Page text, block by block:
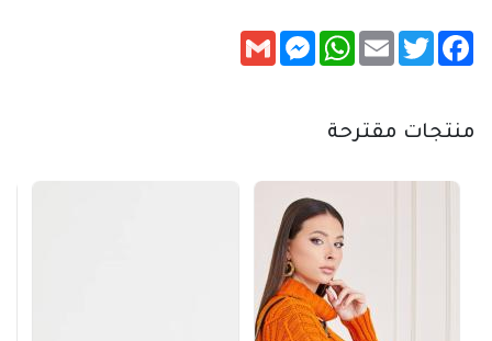
Facebook
Twitter
Email
WhatsApp
Messenger
Gmail
منتجات مقترحة